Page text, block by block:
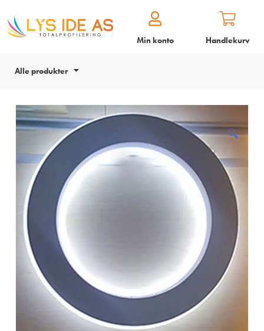
Min konto Handlekurv
Alle produkter
🔍